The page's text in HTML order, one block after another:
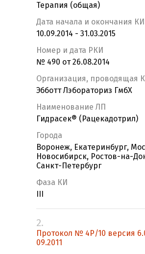
Терапия (общая)
Дата начала и окончания КИ
10.09.2014 - 31.03.2015
Номер и дата РКИ
№ 490 от 26.08.2014
Организация, проводящая
Эбботт Лэбораториз ГмбХ
Наименование ЛП
Гидрасек® (Рацекадотрил)
Города
Воронеж, Екатеринбург,
Новосибирск, Ростов-на-
Санкт-Петербург
Фаза КИ
2.
Протокол № 4Р/10 версия
09.2011